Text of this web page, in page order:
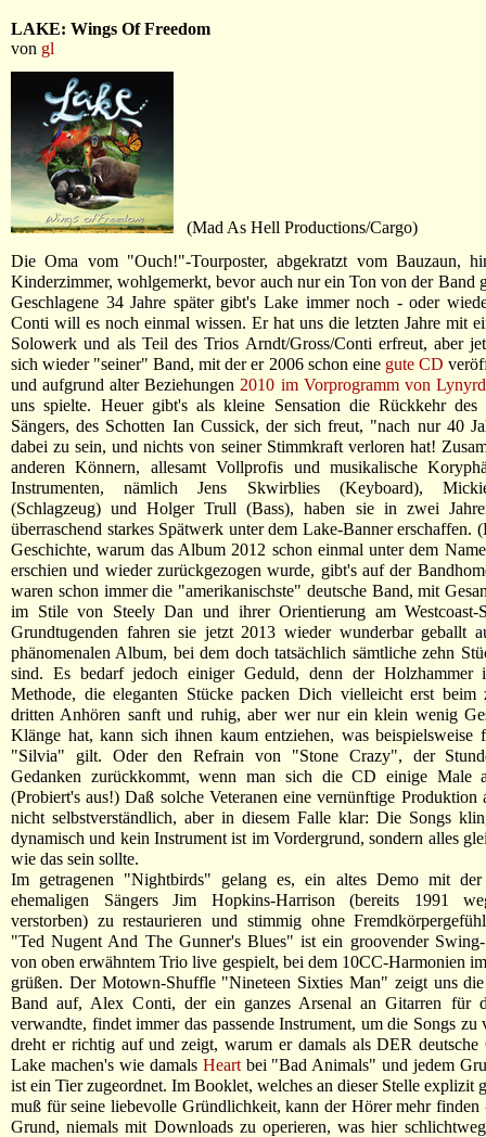
LAKE: Wings Of Freedom
von gl
(Mad As Hell Productions/Cargo)
Die Oma vom "Ouch!"-Tourposter, abgekratzt vom Bauzaun,
Kinderzimmer, wohlgemerkt, bevor auch nur ein Ton von der Band
Geschlagene 34 Jahre später gibt's Lake immer noch - oder
Conti will es noch einmal wissen. Er hat uns die letzten Jahre mit
Solowerk und als Teil des Trios Arndt/Gross/Conti erfreut, aber
sich wieder "seiner" Band, mit der er 2006 schon eine gute CD
und aufgrund alter Beziehungen 2010 im Vorprogramm von
uns spielte. Heuer gibt's als kleine Sensation die Rückkehr des
Sängers, des Schotten Ian Cussick, der sich freut, "nach nur 40
dabei zu sein, und nichts von seiner Stimmkraft verloren hat!
anderen Könnern, allesamt Vollprofis und musikalische
Instrumenten, nämlich Jens Skwirblies (Keyboard),
(Schlagzeug) und Holger Trull (Bass), haben sie in zwei
überraschend starkes Spätwerk unter dem Lake-Banner erschaffen.
Geschichte, warum das Album 2012 schon einmal unter dem
erschien und wieder zurückgezogen wurde, gibt's auf der
waren schon immer die "amerikanischste" deutsche Band, mit
im Stile von Steely Dan und ihrer Orientierung am Westcoast-
Grundtugenden fahren sie jetzt 2013 wieder wunderbar geballt
phänomenalen Album, bei dem doch tatsächlich sämtliche zehn
sind. Es bedarf jedoch einiger Geduld, denn der Holzhammer
Methode, die eleganten Stücke packen Dich vielleicht erst beim
dritten Anhören sanft und ruhig, aber wer nur ein klein wenig
Klänge hat, kann sich ihnen kaum entziehen, was beispielsweise
"Silvia" gilt. Oder den Refrain von "Stone Crazy", der
Gedanken zurückkommt, wenn man sich die CD einige Male
(Probiert's aus!) Daß solche Veteranen eine vernünftige Produktion
nicht selbstverständlich, aber in diesem Falle klar: Die Songs
dynamisch und kein Instrument ist im Vordergrund, sondern alles
wie das sein sollte.
Im getragenen "Nightbirds" gelang es, ein altes Demo mit der
ehemaligen Sängers Jim Hopkins-Harrison (bereits 1991
verstorben) zu restaurieren und stimmig ohne
"Ted Nugent And The Gunner's Blues" ist ein groovender Swing-
von oben erwähntem Trio live gespielt, bei dem 10CC-Harmonien
grüßen. Der Motown-Shuffle "Nineteen Sixties Man" zeigt uns
Band auf, Alex Conti, der ein ganzes Arsenal an Gitarren für
verwandte, findet immer das passende Instrument, um die Songs zu
dreht er richtig auf und zeigt, warum er damals als DER deutsche
Lake machen's wie damals Heartbei "Bad Animals" und jedem
ist ein Tier zugeordnet. Im Booklet, welches an dieser Stelle explizit
muß für seine liebevolle Gründlichkeit, kann der Hörer mehr finden
Grund, niemals mit Downloads zu operieren, was hier